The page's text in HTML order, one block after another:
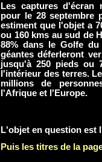
Les captures d'écran
pour le 28 septembre
estiment que l'objet a
ou 160 kms au sud de
88% dans le Golfe
géantes déferleront
jusqu'à 250 pieds ou
l'intérieur des terres.
millions de
l'Afrique et l'Europe.
L'objet en question est
Puis les titres de la